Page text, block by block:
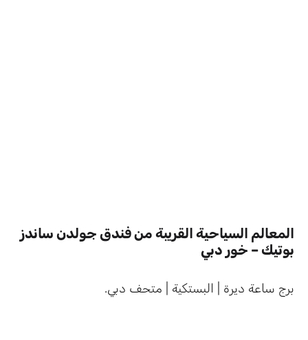
المعالم السياحية القريبة من فندق جولدن ساندز
بوتيك – خور دبي
برج ساعة ديرة | البستكية | متحف دبي.